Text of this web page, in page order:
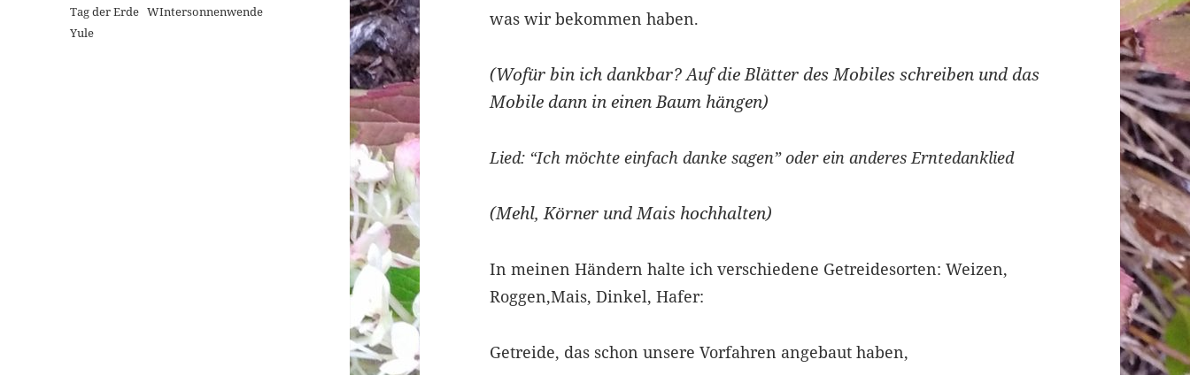
Tag der Erde WIntersonnenwende
Yule
was wir bekommen haben.
(Wofür bin ich dankbar? Auf die Blätter des Mobiles schreiben und das
Mobile dann in einen Baum hängen)
Lied: “Ich möchte einfach danke sagen” oder ein anderes Erntedanklied
(Mehl, Körner und Mais hochhalten)
In meinen Händern halte ich verschiedene Getreidesorten: Weizen,
Roggen,Mais, Dinkel, Hafer:
Getreide, das schon unsere Vorfahren angebaut haben,